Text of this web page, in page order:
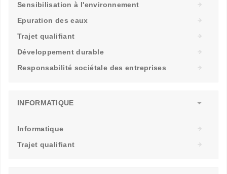
Sensibilisation à l'environnement
Epuration des eaux
Trajet qualifiant
Développement durable
Responsabilité sociétale des entreprises
INFORMATIQUE
Informatique
Trajet qualifiant